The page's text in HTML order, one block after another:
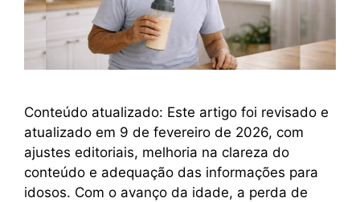
Conteúdo atualizado: Este artigo foi revisado e
atualizado em 9 de fevereiro de 2026, com
ajustes editoriais, melhoria na clareza do
conteúdo e adequação das informações para
idosos. Com o avanço da idade, a perda de